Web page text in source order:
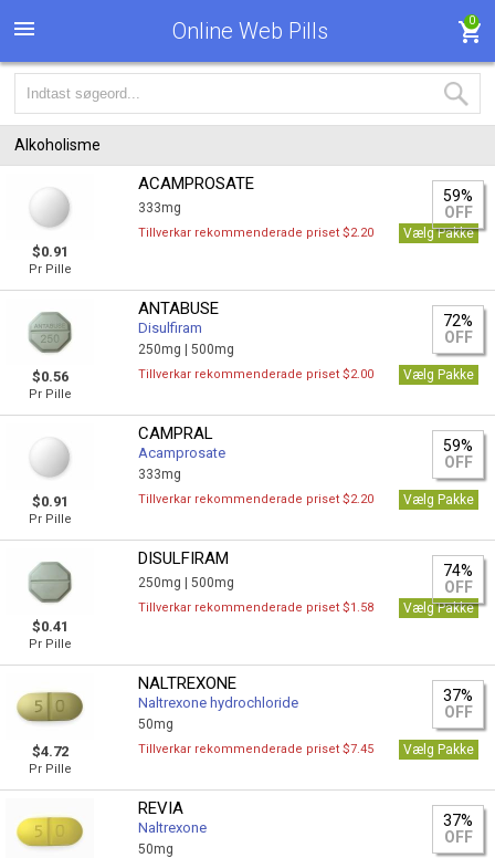
Online Web Pills 0
Alkoholisme
$0.91
Pr Pille
ACAMPROSATE
333mg
59%
OFF
Tillverkar rekommenderade priset $2.20 Vælg Pakke
$0.56
Pr Pille
ANTABUSE
Disulfiram
250mg |500mg
72%
OFF
Tillverkar rekommenderade priset $2.00 Vælg Pakke
$0.91
Pr Pille
CAMPRAL
Acamprosate
333mg
59%
OFF
Tillverkar rekommenderade priset $2.20 Vælg Pakke
$0.41
Pr Pille
DISULFIRAM
250mg |500mg
74%
OFF
Tillverkar rekommenderade priset $1.58 Vælg Pakke
$4.72
Pr Pille
NALTREXONE
Naltrexone hydrochloride
50mg
37%
OFF
Tillverkar rekommenderade priset $7.45 Vælg Pakke
REVIA
Naltrexone
50mg
37%
OFF